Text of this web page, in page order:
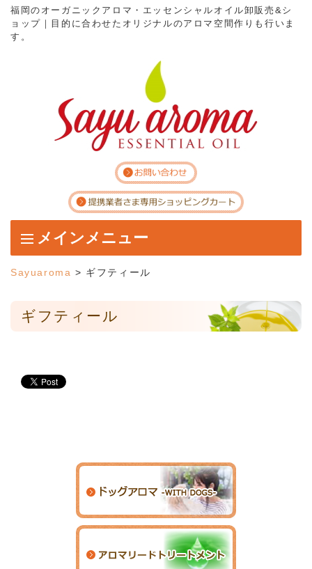
福岡のオーガニックアロマ・エッセンシャルオイル卸販売&シ
ョップ｜目的に合わせたオリジナルのアロマ空間作りも行いま
す。
メインメニュー
コンテンツへスキップ
Sayuaroma > ギフティール
ギフティール